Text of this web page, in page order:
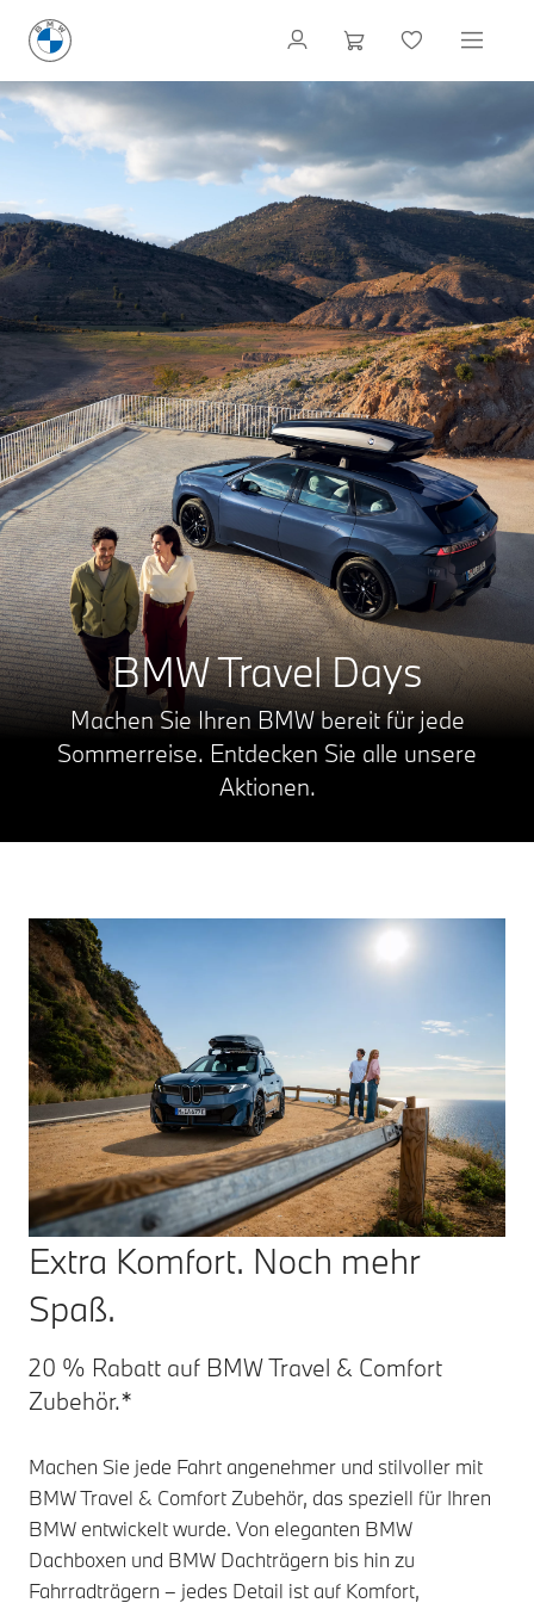
BMW Travel Days
Machen Sie Ihren BMW bereit für jede
Sommerreise. Entdecken Sie alle unsere
Aktionen.
Extra Komfort. Noch mehr
Spaß.
20 % Rabatt auf BMW Travel & Comfort
Zubehör.*
Machen Sie jede Fahrt angenehmer und stilvoller mit
BMW Travel & Comfort Zubehör, das speziell für Ihren
BMW entwickelt wurde. Von eleganten BMW
Dachboxen und BMW Dachträgern bis hin zu
Fahrradträgern – jedes Detail ist auf Komfort,